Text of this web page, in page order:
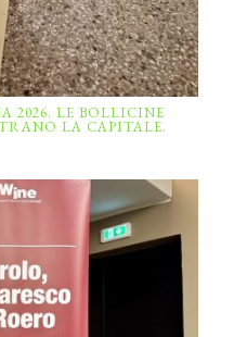
2026. LE BOLLICINE
LA CAPITALE.